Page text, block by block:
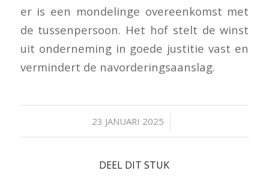
er is een mondelinge overeenkomst met
de tussenpersoon. Het hof stelt de winst
uit onderneming in goede justitie vast en
vermindert de navorderingsaanslag.
23 JANUARI 2025
/
DEEL DIT STUK